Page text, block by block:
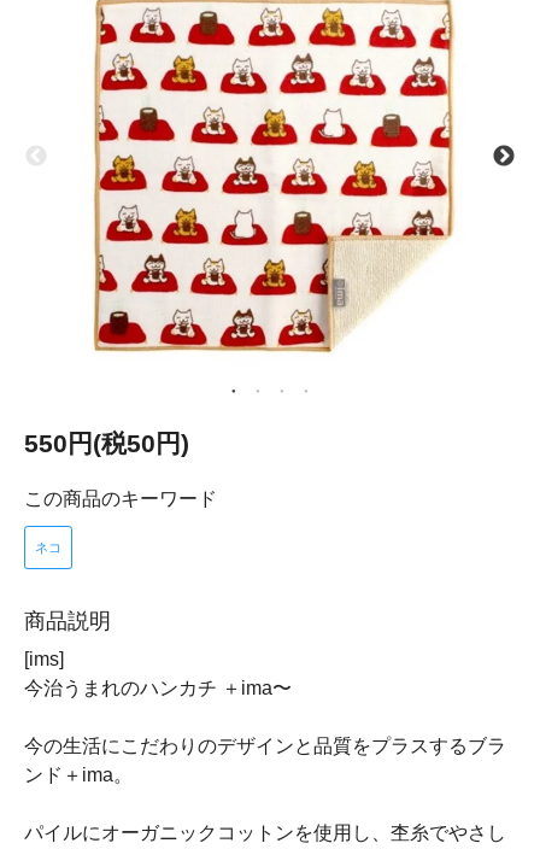
550円(税50円)
この商品のキーワード
ネコ
商品説明
[ims]
今治うまれのハンカチ ＋ima〜
今の生活にこだわりのデザインと品質をプラスするブラ
ンド＋ima。
パイルにオーガニックコットンを使用し、杢糸でやさし